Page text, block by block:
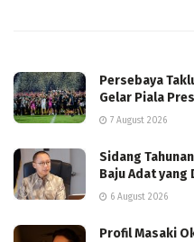
Persebaya
Gelar Piala
7 August 2026
Sidang
Baju Adat yang
6 August 2026
Profil Masaki